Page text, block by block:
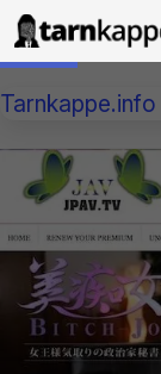
Tarnkappe.info